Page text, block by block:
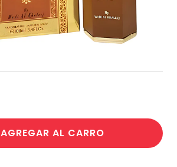
AGREGAR AL CARRO